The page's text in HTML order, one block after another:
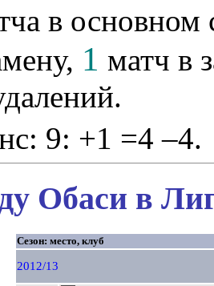
в основном
1 матч в
9: +1 =4 –4.
Обаси в
Сезон: место, клуб
2012/13